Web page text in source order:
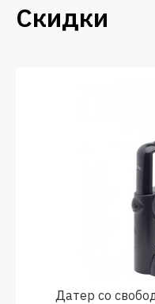
Скидки
Датер со